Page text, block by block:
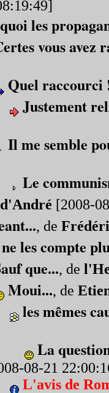
les
vous avez
Quel raccourci
Justement
Il me semble
Le
[2008-
, de
les compte
que..., de
Moui..., de
les mêmes
La
08-21
L'avis de